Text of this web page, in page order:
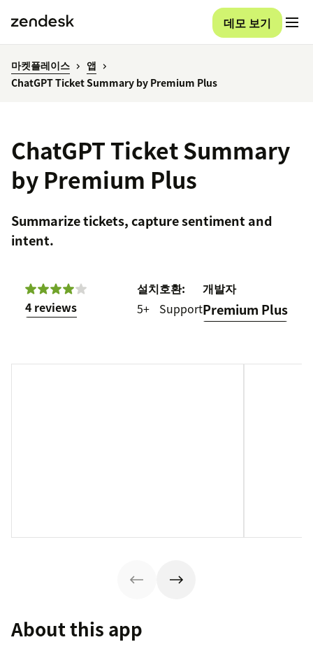
데모 보기
마켓플레이스
앱
ChatGPT Ticket Summary by Premium Plus
ChatGPT Ticket Summary
by Premium Plus
Summarize tickets, capture sentiment and
intent.
4 reviews
설치
5+
호환:
Support
개발자
Premium Plus
About this app